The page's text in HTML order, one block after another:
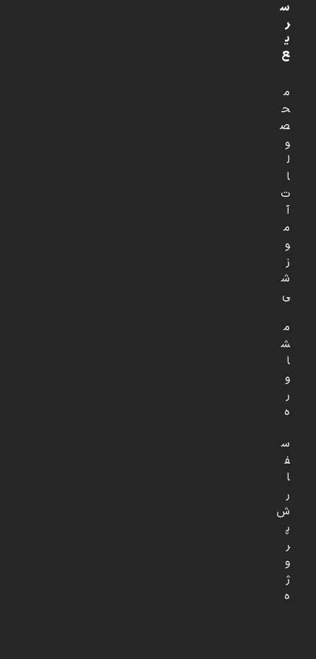
س
ر
ی
ع
م
ح
ص
و
ل
ا
ت
آ
م
و
ز
ش
ی
م
ش
ا
و
ر
ه
س
ف
ا
ر
ش
پ
ر
و
ژ
ه